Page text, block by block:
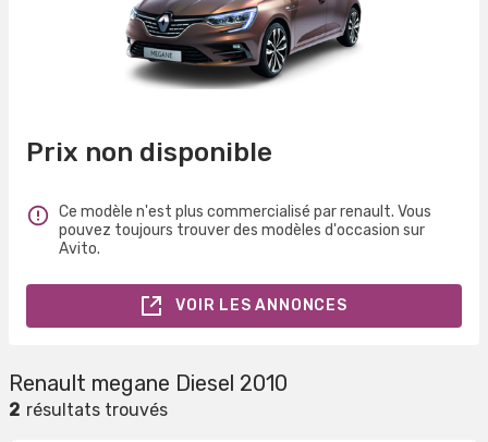
Prix non disponible
Ce modèle n'est plus commercialisé par renault. Vous
pouvez toujours trouver des modèles d'occasion sur
Avito.
VOIR LES ANNONCES
Renault megane Diesel 2010
2 résultats trouvés